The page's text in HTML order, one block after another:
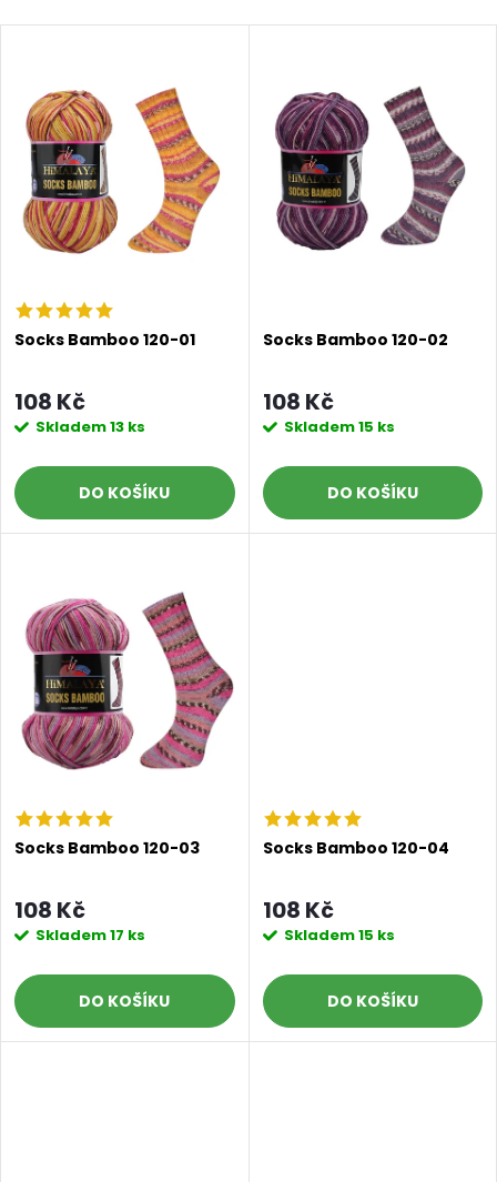
a
e
n
í
p
r
o
d
u
t
ů
Abecedně
ý
p
i
p
r
o
d
u
k
t
ů
Socks Bamboo 120-01
108 Kč
Skladem13 ks
DO KOŠÍKU
Socks Bamboo 120-02
108 Kč
Skladem15 ks
DO KOŠÍKU
Socks Bamboo 120-03
108 Kč
Skladem17 ks
DO KOŠÍKU
Socks Bamboo 120-04
108 Kč
Skladem15 ks
DO KOŠÍKU